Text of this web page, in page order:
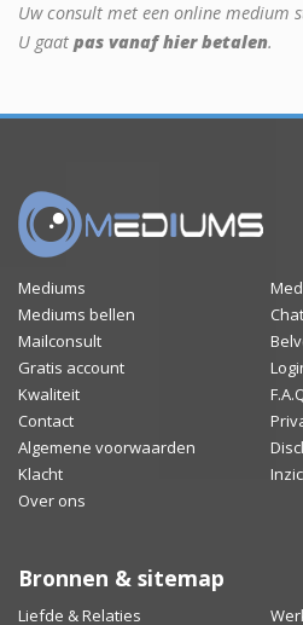
Uw consult met een online medium
U gaat pas vanaf hier betalen.
Mediums
Mediums bellen
Mailconsult
Gratis account
Kwaliteit
Contact
Algemene voorwaarden
Klacht
Over ons
Bronnen & sitemap
Liefde & Relaties